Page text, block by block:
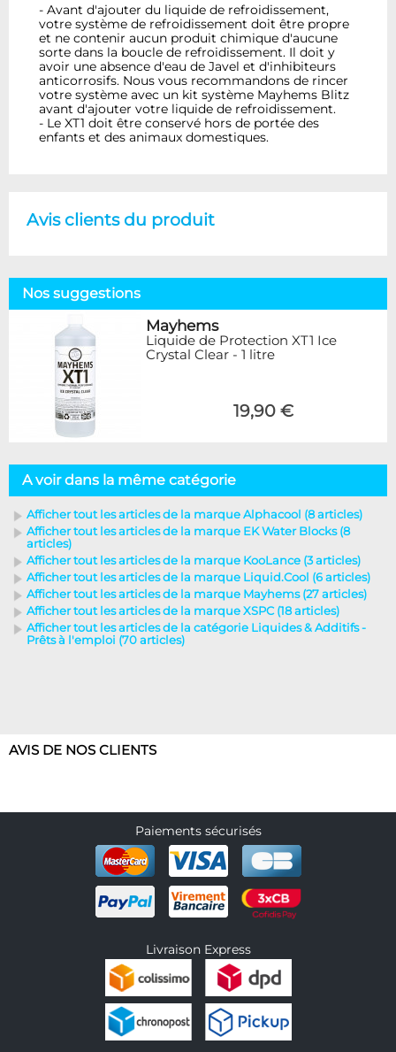
- Avant d'ajouter du liquide de refroidissement,
votre système de refroidissement doit être propre
et ne contenir aucun produit chimique d'aucune
sorte dans la boucle de refroidissement. Il doit y
avoir une absence d'eau de Javel et d'inhibiteurs
anticorrosifs. Nous vous recommandons de rincer
votre système avec un kit système Mayhems Blitz
avant d'ajouter votre liquide de refroidissement.
- Le XT1 doit être conservé hors de portée des
enfants et des animaux domestiques.
Avis clients du produit
Nos suggestions
Mayhems
Liquide de Protection XT1 Ice
Crystal Clear - 1 litre
19,90 €
A voir dans la même catégorie
Afficher tout les articles de la marque Alphacool (8 articles)
Afficher tout les articles de la marque EK Water Blocks (8
articles)
Afficher tout les articles de la marque KooLance (3 articles)
Afficher tout les articles de la marque Liquid.Cool (6 articles)
Afficher tout les articles de la marque Mayhems (27 articles)
Afficher tout les articles de la marque XSPC (18 articles)
Afficher tout les articles de la catégorie Liquides & Additifs -
Prêts à l'emploi (70 articles)
AVIS DE NOS CLIENTS
Paiements sécurisés
Livraison Express